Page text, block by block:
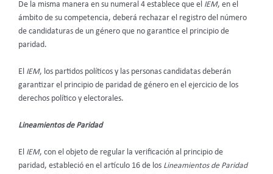
De la misma manera en su numeral 4 establece que el IEM, en el
ámbito de su competencia, deberá rechazar el registro del número
de candidaturas de un género que no garantice el principio de
paridad.
El IEM, los partidos políticos y las personas candidatas deberán
garantizar el principio de paridad de género en el ejercicio de los
derechos político y electorales.
Lineamientos de Paridad
El IEM, con el objeto de regular la verificación al principio de
paridad, estableció en el artículo 16 de los Lineamientos de Paridad